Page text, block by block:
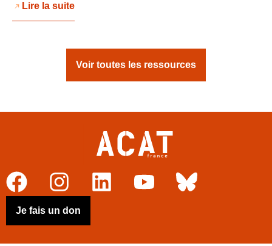
Lire la suite
Voir toutes les ressources
Je fais un don